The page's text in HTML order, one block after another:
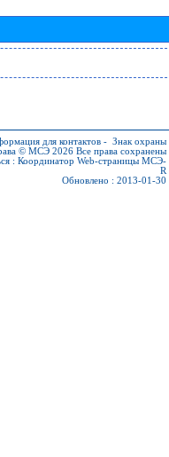
для контактов - Знак охраны
© МСЭ 2026 Все права сохранены
: Координатор Web-страницы МСЭ-
R
Обновлено : 2013-01-30